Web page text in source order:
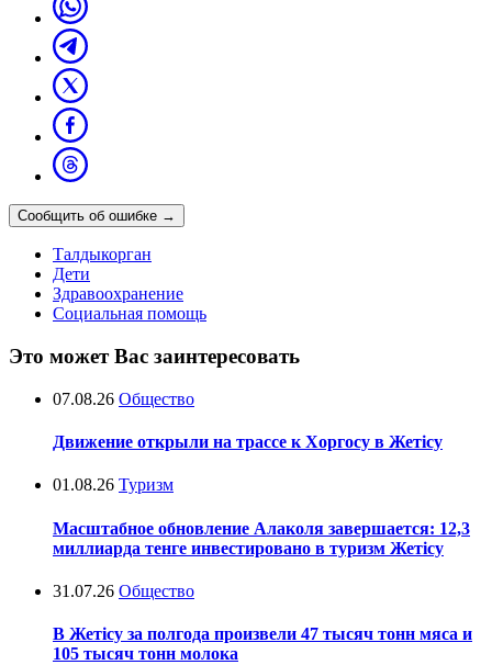
Сообщить об ошибке →
Талдыкорган
Дети
Здравоохранение
Социальная помощь
Это может Вас заинтересовать
07.08.26 Общество
Движение открыли на трассе к Хоргосу в Жетісу
01.08.26 Туризм
Масштабное обновление Алаколя завершается: 12,3
миллиарда тенге инвестировано в туризм Жетісу
31.07.26 Общество
В Жетісу за полгода произвели 47 тысяч тонн мяса и
105 тысяч тонн молока